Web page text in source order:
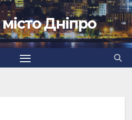
Дніпро